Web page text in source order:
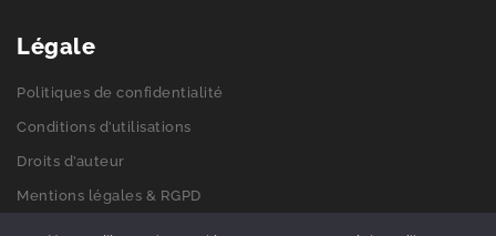
Légale
Politiques de confidentialité
Conditions d’utilisations
Droits d’auteur
Mentions légales & RGPD